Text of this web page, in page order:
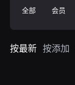
全部
会员
按最新 按添加